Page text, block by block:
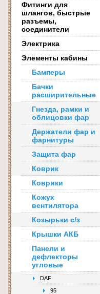
Фитинги для
шлангов, быстрые
разъемы,
соединители
Электрика
Элементы кабины
Бамперы
Бачки
расширительные
Гнезда, рамки и
облицовки фар
Держатели фар и
фарнитуры
Защита фар
Коврик
Коврики
Кожух
вентилятора
Козырьки с/з
Крышки АКБ
Панели и
дефлекторы
угловые
DAF
95